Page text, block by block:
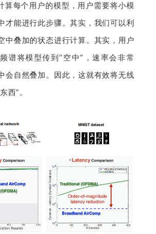
算每个用户的模型，用户需要将小模
才能进行此步骤。其实，我们可以利
中叠加的状态进行计算。其实，用户
谱将模型传到“空中”，速率会非常
会自然叠加。因此，这就有效将无线
西”。